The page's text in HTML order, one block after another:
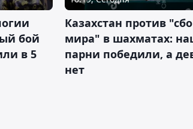
бой
в 5
Казахстан против
мира" в шахматах:
парни победили, а
нет